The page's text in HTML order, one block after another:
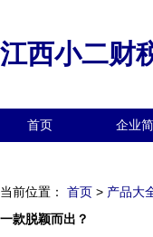
江西小二财
首页 企业
当前位置： 首页 > 产品大
一款脱颖而出？